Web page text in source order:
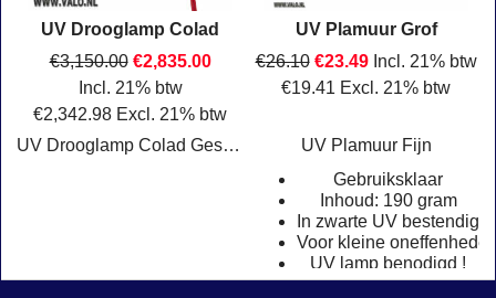
UV Drooglamp Colad
€3,150.00 €2,835.00
Incl. 21% btw
€2,342.98 Excl. 21% btw
UV Drooglamp Colad Geschikt voor bijana alle UV producten. In kunststof koffer met toebehoren
UV Plamuur Grof
€26.10 €23.49 Incl. 21% btw
€19.41 Excl. 21% btw
UV Plamuur Fijn
Gebruiksklaar
Inhoud: 190 gram
In zwarte UV bestendige
Voor kleine
UV lamp benodigd !